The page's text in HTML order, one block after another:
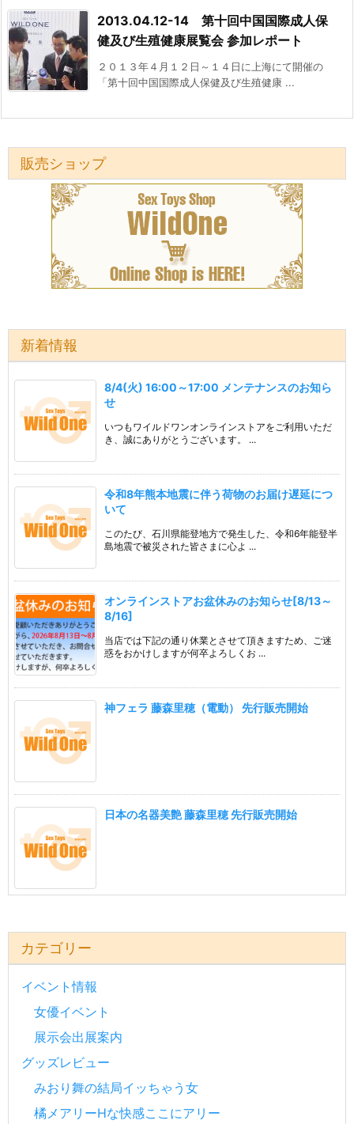
2013.04.12-14 第十回中国国際成人保
健及び生殖健康展覧会 参加レポート
２０１３年４月１２日～１４日に上海にて開催の
「第十回中国国際成人保健及び生殖健康 ...
販売ショップ
新着情報
8/4(火) 16:00～17:00 メンテナンスのお知ら
せ
いつもワイルドワンオンラインストアをご利用いただ
き、誠にありがとうございます。 ...
令和8年熊本地震に伴う荷物のお届け遅延につ
いて
このたび、石川県能登地方で発生した、令和6年能登半
島地震で被災された皆さまに心よ ...
オンラインストアお盆休みのお知らせ[8/13～
8/16]
当店では下記の通り休業とさせて頂きますため、ご迷
惑をおかけしますが何卒よろしくお ...
神フェラ 藤森里穂（電動） 先行販売開始
日本の名器美艶 藤森里穂 先行販売開始
カテゴリー
イベント情報
女優イベント
展示会出展案内
グッズレビュー
みおり舞の結局イッちゃう女
橘メアリーHな快感ここにアリー